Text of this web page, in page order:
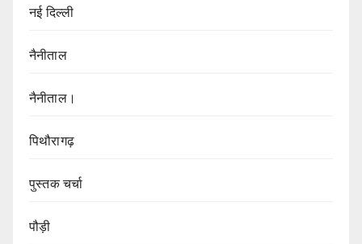
नई दिल्ली
नैनीताल
नैनीताल।
पिथौरागढ़
पुस्तक चर्चा
पौड़ी